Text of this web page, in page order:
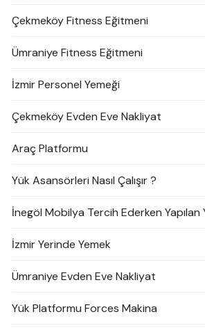
Çekmeköy Fitness Eğitmeni
Ümraniye Fitness Eğitmeni
İzmir Personel Yemeği
Çekmeköy Evden Eve Nakliyat
Araç Platformu
Yük Asansörleri Nasıl Çalışır ?
İnegöl Mobilya Tercih Ederken Yapılan
İzmir Yerinde Yemek
Ümraniye Evden Eve Nakliyat
Yük Platformu Forces Makina